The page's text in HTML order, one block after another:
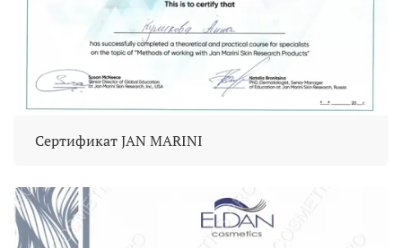
Сертификат JAN MARINI